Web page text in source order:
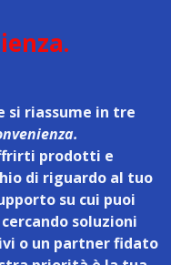
si riassume in tre
prodotti e
di riguardo al tuo
su cui puoi
soluzioni
o un partner fidato